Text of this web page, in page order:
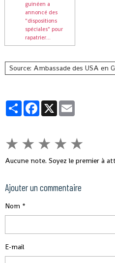
guinéen a
annoncé des
"dispositions
spéciales" pour
rapatrier...
Source: Ambassade des USA en
PartagerFacebook
X
★ ★ ★ ★ ★
Aucune note. Soyez le premier à
Ajouter un commentaire
Nom
E-mail